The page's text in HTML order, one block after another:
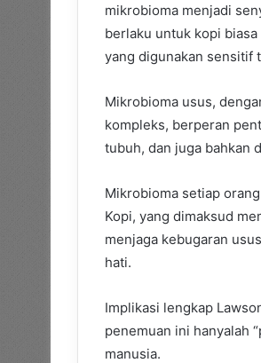
mikrobioma menjadi
berlaku untuk kopi
yang digunakan sensitif
Mikrobioma usus,
kompleks, berperan
tubuh, dan juga bahkan
Mikrobioma setiap
Kopi, yang dimaksud
menjaga kebugaran
hati.
Implikasi lengkap
penemuan ini hanyalah
manusia.